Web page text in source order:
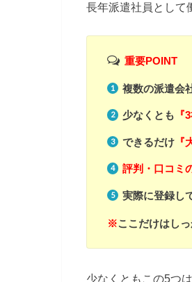
長年派遣社員として
重要POINT
複数の派遣会
少なくとも 『
できるだけ『
評判・口コミ
実際に登録し
※ここだけはし
少なくともこの5つ